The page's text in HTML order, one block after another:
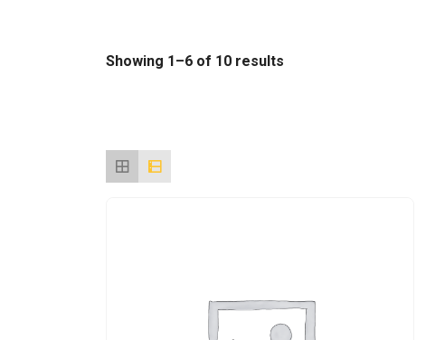
Showing 1–6 of 10 results